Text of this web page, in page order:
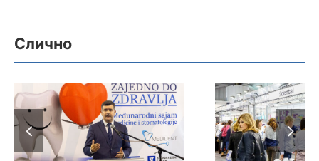
Слично
Почео Медидент:
„Заједно до
здравља“, од
Сајам